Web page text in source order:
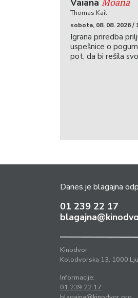
Thomas Kail
sobota, 08. 08. 2026 /
Igrana priredba
uspešnice o
pot, da bi rešila
Danes je blagajna
01 239 22 17
Kinodvor
Kolodvorska 13, 1000
Informacije:
01 239 22 17